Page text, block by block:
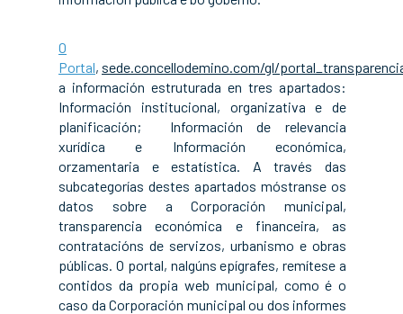
O
Portal, sede.concellodemino.com/gl/
a información estruturada en tres apartados:
Información institucional, organizativa e de
planificación; Información de relevancia
xurídica e Información económica,
orzamentaria e estatística. A través das
subcategorías destes apartados móstranse os
datos sobre a Corporación municipal,
transparencia económica e financeira, as
contratacións de servizos, urbanismo e obras
públicas. O portal, nalgúns epígrafes, remítese a
contidos da propia web municipal, como é o
caso da Corporación municipal ou dos informes